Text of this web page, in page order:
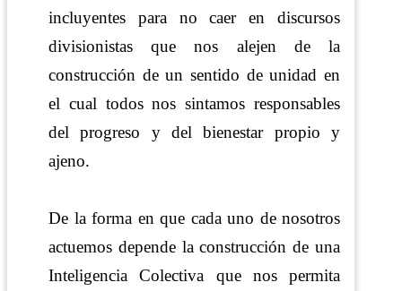
incluyentes para no caer en discursos
divisionistas que nos alejen de la
construcción de un sentido de unidad en
el cual todos nos sintamos responsables
del progreso y del bienestar propio y
ajeno.
De la forma en que cada uno de nosotros
actuemos depende la construcción de una
Inteligencia Colectiva que nos permita